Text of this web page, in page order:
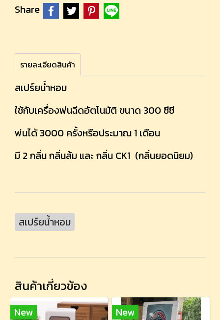
Share
รายละเอียดสินค้า
สเปร์ยน้ำหอม
ใช้กับเครื่องพ่นฉีดอัตโนมัติ ขนาด 300 ซีซี
พ่นได้ 3000 ครั้งหรือประมาณ 1 เดือน
มี 2 กลิ่น กลิ่นส้ม และ กลิ่น CK1 (กลิ่นยอดนิยม)
สเปร์ยน้ำหอม
สินค้าเกี่ยวข้อง
New
New